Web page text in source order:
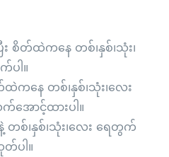
စိတ်ထဲကနေ တစ်၊နှစ်၊သုံး၊
ါ။
နေ တစ်၊နှစ်၊သုံး၊လေး
အောင့်ထားပါ။
တစ်၊နှစ်၊သုံး‌၊လေး ရေတွက်
ပါ။